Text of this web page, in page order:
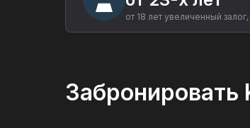
от 18 лет увеличенный
Забронировать